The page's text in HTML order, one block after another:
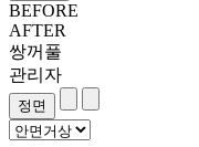
BEFORE
AFTER
쌍꺼풀
관리자